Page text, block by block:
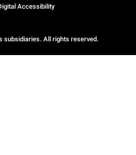
subsidiaries. All rights reserved.
Accessibility